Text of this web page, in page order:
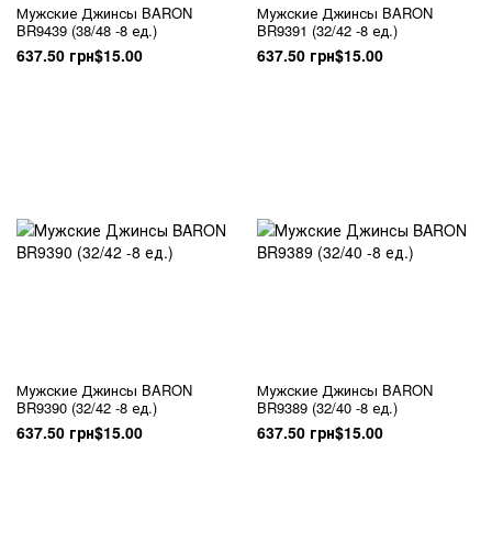
Мужские Джинсы BARON
BR9439 (38/48 -8 ед.)
637.50 грн$15.00
Мужские Джинсы BARON
BR9391 (32/42 -8 ед.)
637.50 грн$15.00
Мужские Джинсы BARON
BR9390 (32/42 -8 ед.)
637.50 грн$15.00
Мужские Джинсы BARON
BR9389 (32/40 -8 ед.)
637.50 грн$15.00